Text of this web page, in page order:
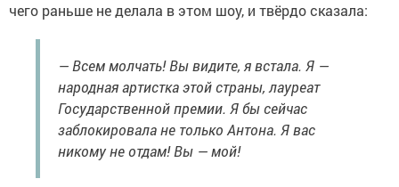
чего раньше не делала в этом шоу, и твёрдо сказала:
— Всем молчать! Вы видите, я встала. Я —
народная артистка этой страны, лауреат
Государственной премии. Я бы сейчас
заблокировала не только Антона. Я вас
никому не отдам! Вы — мой!